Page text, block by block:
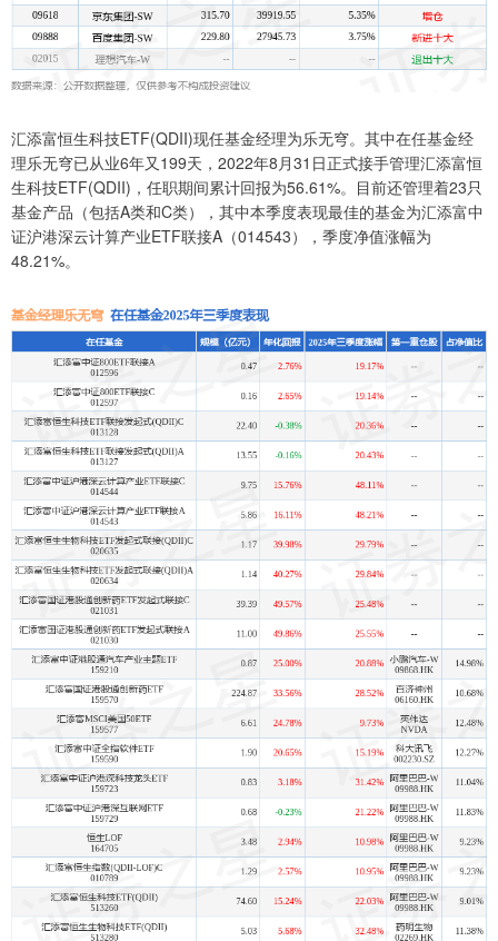
汇添富恒生科技ETF(QDII)现任基金经理为乐无穹。其中在任基金经
理乐无穹已从业6年又199天，2022年8月31日正式接手管理汇添富恒
生科技ETF(QDII)，任职期间累计回报为56.61%。目前还管理着23只
基金产品（包括A类和C类），其中本季度表现最佳的基金为汇添富中
证沪港深云计算产业ETF联接A（014543），季度净值涨幅为
48.21%。